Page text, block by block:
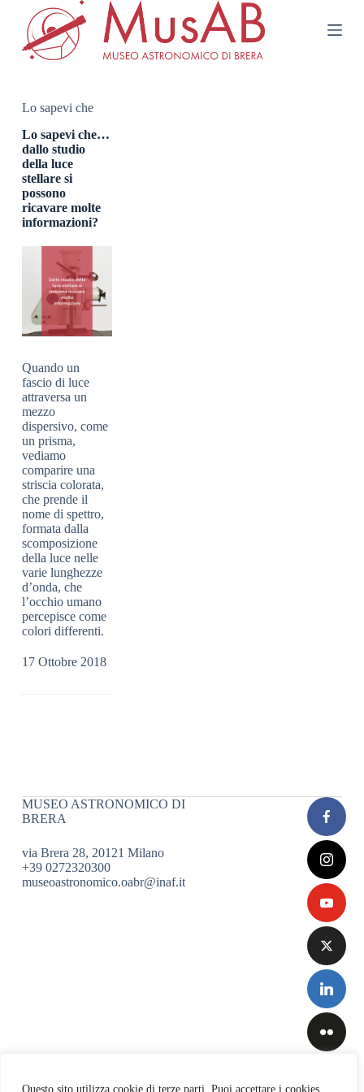
Questo sito utilizza cookie di terze parti. Puoi accettare i cookies
o
n
n
u
Lo sapevi che
Lo sapevi che…
dallo studio
della luce
stellare si
possono
ricavare molte
informazioni?
Quando un
fascio di luce
attraversa un
mezzo
dispersivo, come
un prisma,
vediamo
comparire una
striscia colorata,
che prende il
nome di spettro,
formata dalla
scomposizione
della luce nelle
varie lunghezze
d’onda, che
l’occhio umano
percepisce come
colori differenti.
17 Ottobre 2018
MUSEO ASTRONOMICO DI
BRERA
via Brera 28, 20121 Milano
+39 0272320300
museoastronomico.oabr@inaf.it